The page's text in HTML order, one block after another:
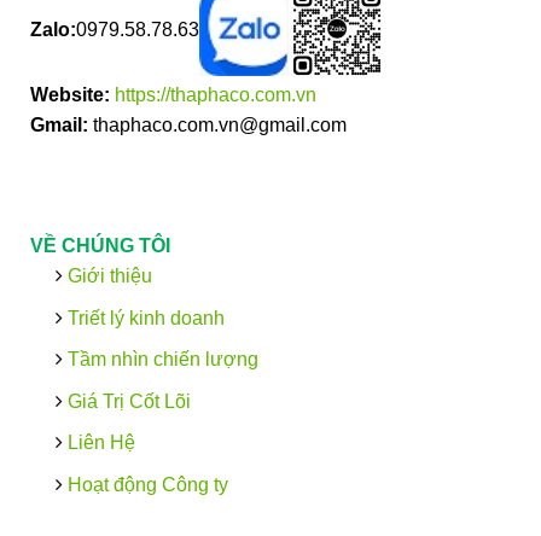
Zalo:0979.58.78.63
Website: https://thaphaco.com.vn
Gmail: thaphaco.com.vn@gmail.com
VỀ CHÚNG TÔI
Giới thiệu
Triết lý kinh doanh
Tầm nhìn chiến lượng
Giá Trị Cốt Lõi
Liên Hệ
Hoạt động Công ty